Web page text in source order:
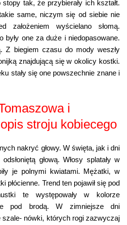
tak, że przybierały ich kształt.
same, niczym się od siebie nie
założeniem wyścielano słomą.
były one za duże i niedopasowane.
Z biegiem czasu do mody weszły
znajdującą się w okolicy kostki.
stały się one powszechnie znane i
i
stroju kobiecego
nakryć głowy. W święta, jak i dni
głową. Włosy splatały w
je polnymi kwiatami. Mężatki, w
płócienne. Trend ten pojawił się pod
te występowały w kolorze
pod brodą. W zimniejsze dni
szale- nówki, których rogi zazwyczaj